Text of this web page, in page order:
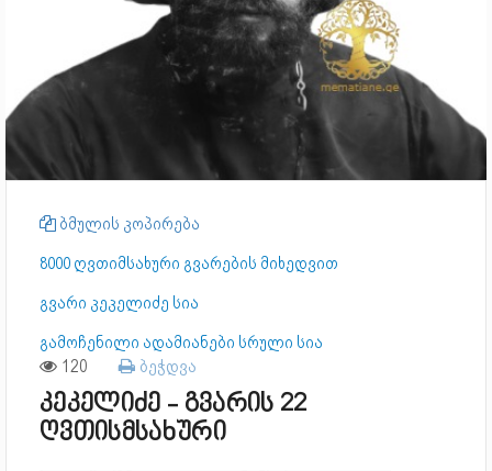
ბმულის კოპირება
8000 ღვთიმსახური გვარების მიხედვით
გვარი კეკელიძე სია
გამოჩენილი ადამიანები სრული სია
120 ბეჭდვა
კეკელიძე - გვარის 22
ღვთისმსახური